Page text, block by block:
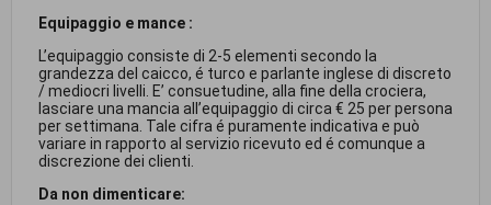
Equipaggio e mance :
L’equipaggio consiste di 2-5 elementi secondo la
grandezza del caicco, é turco e parlante inglese di discreto
/ mediocri livelli. E’ consuetudine, alla fine della crociera,
lasciare una mancia all’equipaggio di circa € 25 per persona
per settimana. Tale cifra é puramente indicativa e può
variare in rapporto al servizio ricevuto ed é comunque a
discrezione dei clienti.
Da non dimenticare: